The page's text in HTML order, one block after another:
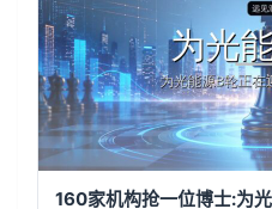
160家机构抢一位博士:为